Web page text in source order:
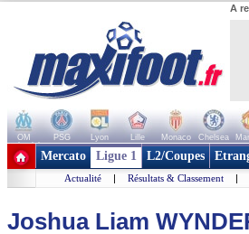
A
OM PSG Lyon Lille Monaco Chelsea
+ de clubs
Mercato Ligue 1 L2/Coupes
Actualité | Résultats & Classement |
Joshua Liam